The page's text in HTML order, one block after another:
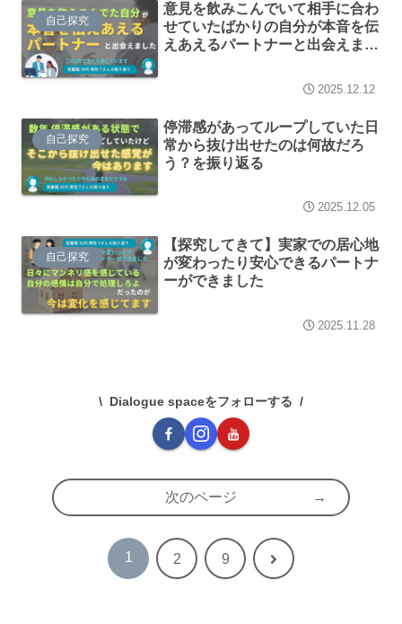
自己探究
意見を飲みこんでいて相手に合わ
せていたばかりの自分が本音を伝
えあえるパートナーと出会えまし
2025.12.12
自己探究
停滞感があってループしていた日
常から抜け出せたのは何故だろ
う？を振り返る
2025.12.05
自己探究
【探究してきて】実家での居心地
が変わったり安心できるパートナ
ーができました
2025.11.28
Dialogue spaceをフォローする
次のページ
1 2 9 次